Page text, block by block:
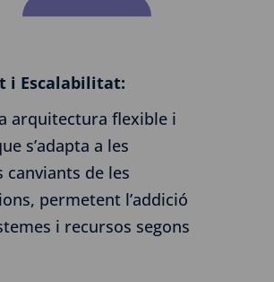
i Escalabilitat:
arquitectura flexible i
s’adapta a les
canviants de les
permetent l’addició
i recursos segons